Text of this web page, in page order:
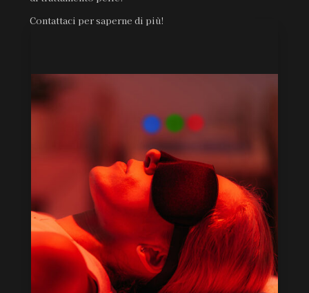
Contattaci per saperne di più!